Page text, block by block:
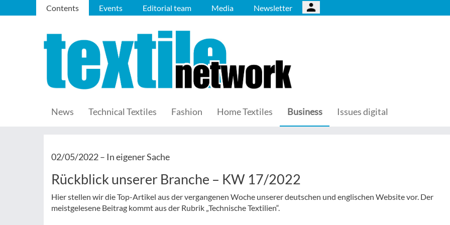
Contents Events Editorial team Media Newsletter
News Technical Textiles Fashion Home Textiles Business Issues digital
02/05/2022 – In eigener Sache
Rückblick unserer Branche – KW 17/2022
Hier stellen wir die Top-Artikel aus der vergangenen Woche unserer deutschen und englischen Website vor. Der
meistgelesene Beitrag kommt aus der Rubrik „Technische Textilien“.